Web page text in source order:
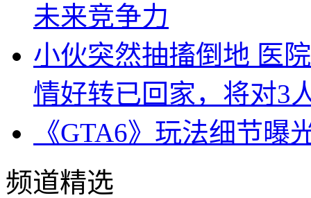
未来竞争力
小伙突然抽搐倒地 医
情好转已回家，将对3
《GTA6》玩法细节
频道精选